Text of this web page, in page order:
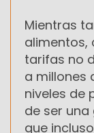
Mientras
alimentos,
tarifas no
a millones
niveles de
de ser
que